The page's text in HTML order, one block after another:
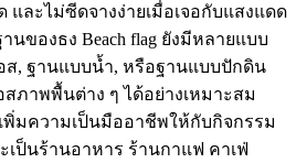
และไม่ซีดจางง่ายเมื่อเจอกับแสงแดด
นของธง Beach flag ยังมีหลายแบบ
ส, ฐานแบบน้ำ, หรือฐานแบบปักดิน
ภาพพื้นต่าง ๆ ได้อย่างเหมาะสม
เพิ่มความเป็นมืออาชีพให้กับกิจกรรม
ป็นร้านอาหาร ร้านกาแฟ คาเฟ่